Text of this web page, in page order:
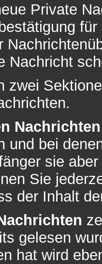
Private
Nachricht
zwei
Nachrichten
und bei
sie
Sie
der Inhalt
gelesen
hat wird